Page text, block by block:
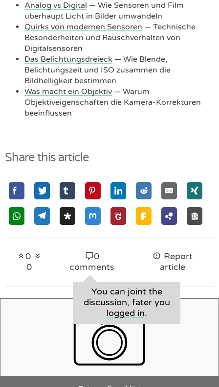
Analog vs Digital — Wie Sensoren und Film
überhaupt Licht in Bilder umwandeln
Quirks von modernen Sensoren — Technische
Besonderheiten und Rauschverhalten von
Digitalsensoren
Das Belichtungsdreieck — Wie Blende,
Belichtungszeit und ISO zusammen die
Bildhelligkeit bestimmen
Was macht ein Objektiv — Warum
Objektiveigenschaften die Kamera-Korrekturen
beeinflussen
Share this article
0
0
0
comments
You can joint the
discussion, fater you
logged in.
Report
article